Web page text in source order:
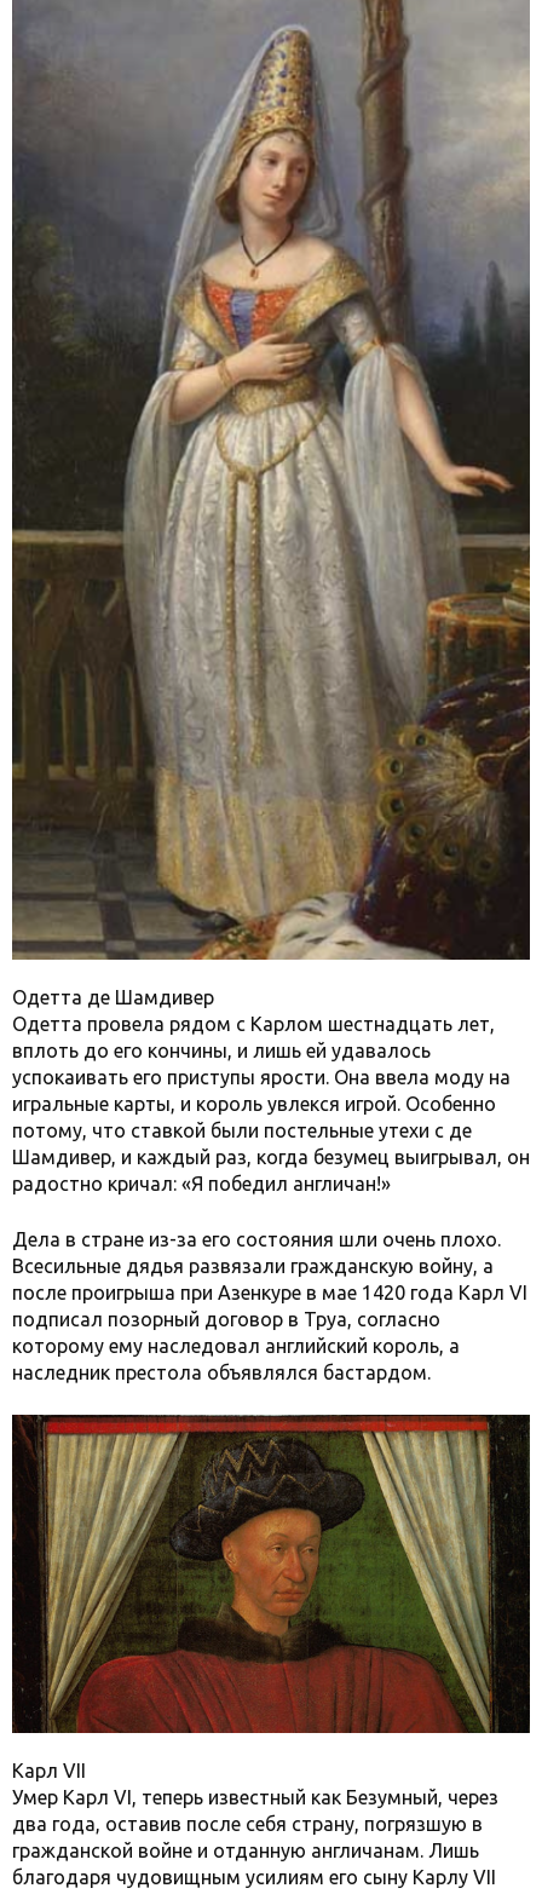
Одетта де Шамдивер
Одетта провела рядом с Карлом шестнадцать лет,
вплоть до его кончины, и лишь ей удавалось
успокаивать его приступы ярости. Она ввела моду на
игральные карты, и король увлекся игрой. Особенно
потому, что ставкой были постельные утехи с де
Шамдивер, и каждый раз, когда безумец выигрывал, он
радостно кричал: «Я победил англичан!»
Дела в стране из-за его состояния шли очень плохо.
Всесильные дядья развязали гражданскую войну, а
после проигрыша при Азенкуре в мае 1420 года Карл VI
подписал позорный договор в Труа, согласно
которому ему наследовал английский король, а
наследник престола объявлялся бастардом.
Карл VII
Умер Карл VI, теперь известный как Безумный, через
два года, оставив после себя страну, погрязшую в
гражданской войне и отданную англичанам. Лишь
благодаря чудовищным усилиям его сыну Карлу VII